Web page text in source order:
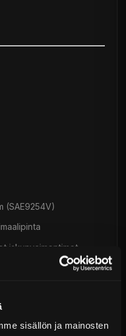
sisällön ja mainosten
(SAE9254V)
iskunvaimentimet